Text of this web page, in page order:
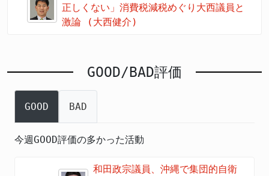
正しくない」消費税減税めぐり大西議員と
激論 (大西健介)
GOOD/BAD評価
GOOD BAD
今週GOOD評価の多かった活動
和田政宗議員、沖縄で集団的自衛